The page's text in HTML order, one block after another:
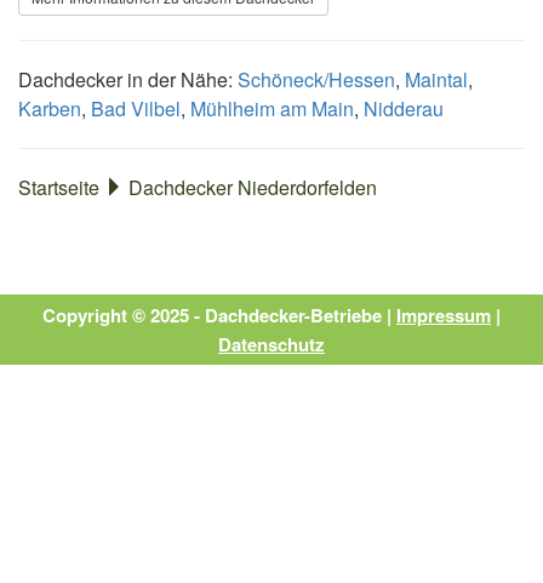
Dachdecker in der Nähe: Schöneck/Hessen, Maintal,
Karben, Bad Vilbel, Mühlheim am Main, Nidderau
Startseite Dachdecker Niederdorfelden
Copyright © 2025 - Dachdecker-Betriebe | Impressum |
Datenschutz